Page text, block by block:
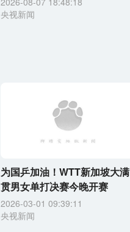
央视新闻
为国乒加油！WTT新加坡大满
贯男女单打决赛今晚开赛
2026-03-01 09:39:11
央视新闻